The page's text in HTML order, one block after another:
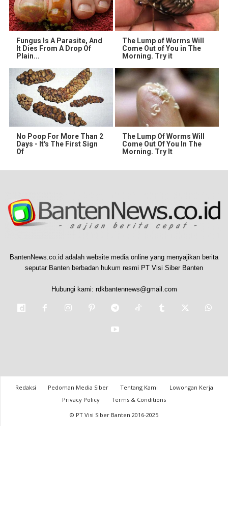
Fungus Is A Parasite, And
It Dies From A Drop Of
Plain...
The Lump of Worms Will
Come Out of You in The
Morning. Try it
No Poop For More Than 2
Days - It's The First Sign
Of
The Lump Of Worms Will
Come Out Of You In The
Morning. Try It
BantenNews.co.id adalah website media online yang menyajikan berita
seputar Banten berbadan hukum resmi PT Visi Siber Banten
Hubungi kami: rdkbantennews@gmail.com
Redaksi Pedoman Media Siber Tentang Kami
Lowongan Kerja
Privacy Policy
Terms & Conditions
© PT Visi Siber Banten 2016-2025